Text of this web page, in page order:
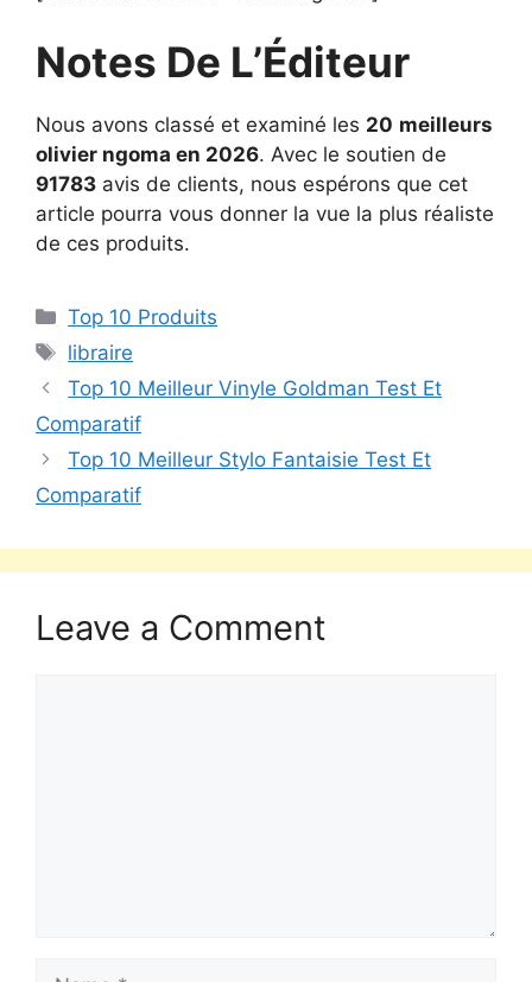
Notes De L’Éditeur
Nous avons classé et examiné les 20 meilleurs
olivier ngoma en 2026. Avec le soutien de
91783 avis de clients, nous espérons que cet
article pourra vous donner la vue la plus réaliste
de ces produits.
Top 10 Produits
libraire
Top 10 Meilleur Vinyle Goldman Test Et
Comparatif
Top 10 Meilleur Stylo Fantaisie Test Et
Comparatif
Leave a Comment